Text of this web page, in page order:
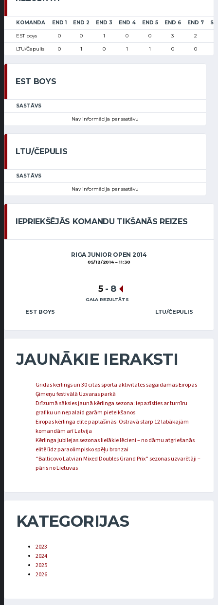
KOMANDA END 1 END 2 END 3 END 4 END 5 END 6 END 7
EST boys 0 0 1 0 0 3 2
LTU/Čepulis 0 1 0 1 1 0 0
EST BOYS
SASTĀVS
Nav informācija par sastāvu
LTU/ČEPULIS
SASTĀVS
Nav informācija par sastāvu
IEPRIEKŠĒJĀS KOMANDU TIKŠANĀS REIZES
RIGA JUNIOR OPEN 2014
05/12/2014 11:30
EST BOYS LTU/ČEPULIS
5 - 8
GALA REZULTĀTS
JAUNĀKIE IERAKSTI
Grīdas kērlings un 30 citas sporta aktivitātes sagaidāmas Eiropas
Ģimeņu festivālā Uzvaras parkā
Drīzumā sāksies jaunā kērlinga sezona: iepazīsties ar turnīru
grafiku un nepalaid garām pieteikšanos
Eiropas kērlinga elite paplašinās: Ostravā starp 12 labākajām
komandām arī Latvija
Kērlinga jubilejas sezonas lielākie lēcieni – no dāmu atgriešanās
elitē līdz paraolimpisko spēļu bronzai
“Balticovo Latvian Mixed Doubles Grand Prix” sezonas uzvarētāji –
pāris no Lietuvas
KATEGORIJAS
2023
2024
2025
2026